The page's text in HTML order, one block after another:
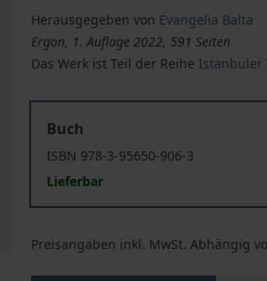
Herausgegeben von Evangelia Balta
Ergon, 1. Auflage 2022, 591 Seiten
Das Werk ist Teil der Reihe Istanbuler
Buch
ISBN 978-3-95650-906-3
Lieferbar
Preisangaben inkl. MwSt. Abhängig